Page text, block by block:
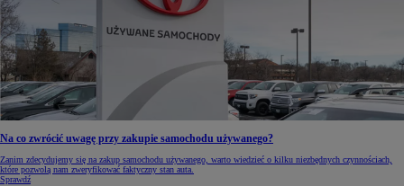
Na co zwrócić uwagę przy zakupie samochodu używanego?
Zanim zdecydujemy się na zakup samochodu używanego, warto wiedzieć o kilku niezbędnych czynnościach,
które pozwolą nam zweryfikować faktyczny stan auta.
Sprawdź